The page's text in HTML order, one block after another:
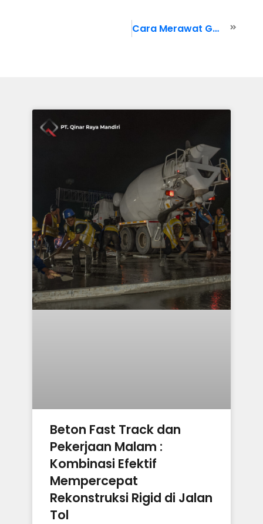
Cara Merawat Genteng Rumah
Beton Fast Track dan
Pekerjaan Malam :
Kombinasi Efektif
Mempercepat
Rekonstruksi Rigid di Jalan
Tol